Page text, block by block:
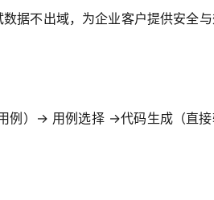
据不出域，为企业客户提供安全
例）→ 用例选择 →代码生成（直